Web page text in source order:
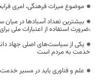
موضوع میراث فرهنگی، امری
بیشترین تعداد آسبادها در
،ضرورت استفاده از اعتبارات ملی
یکی از سیاست‌های اصلی جهاد
خدمت به مردم است
علم و فناوری باید در مسیر خدمت